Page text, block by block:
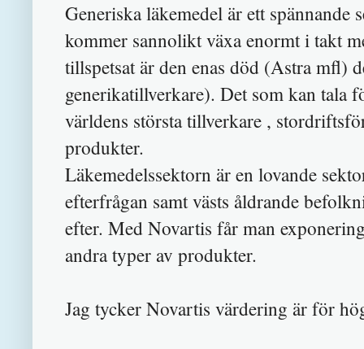
Generiska läkemedel är ett
kommer sannoliktväxa enormt i takt
tillspetsat är den enas död (Astra mfl)
generikatillverkare). Det som kan tala
världens största tillverkare ,
produkter.
Läkemedelssektorn är en lovande
efterfrågan samt västs åldrande
efter. Med Novartis får man
andra typer av produkter.
Jag tycker Novartis värdering är för